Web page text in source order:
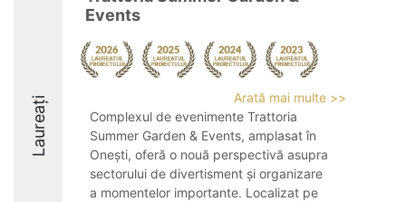
Laureați
Events
Arată mai multe >>
Complexul de evenimente Trattoria
Summer Garden & Events, amplasat în
Onești, oferă o nouă perspectivă asupra
sectorului de divertisment și organizare
a momentelor importante. Localizat pe